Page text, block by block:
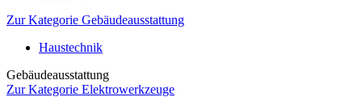
Zur Kategorie Gebäudeausstattung
Haustechnik
Gebäudeausstattung
Zur Kategorie Elektrowerkzeuge